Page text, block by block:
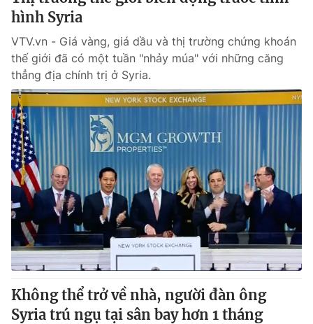
hình Syria
VTV.vn - Giá vàng, giá dầu và thị trường chứng khoán
thế giới đã có một tuần "nhảy múa" với những căng
thẳng địa chính trị ở Syria.
Không thể trở về nhà, người đàn ông
Syria trú ngụ tại sân bay hơn 1 tháng